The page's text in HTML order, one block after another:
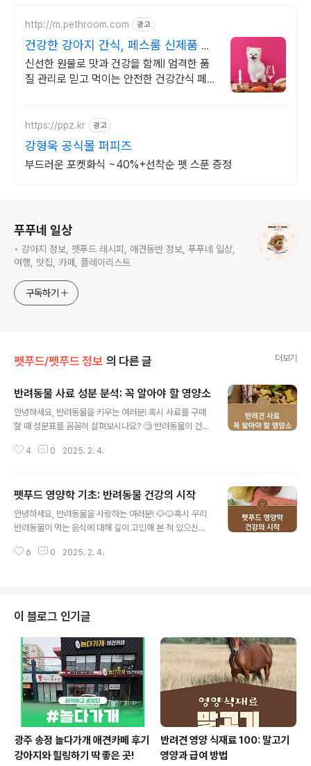
http://m.pethroom.com 광고
건강한 강아지 간식, 페스룸 신제품 출
시기념 할인
신선한 원물로 맛과 건강을 함께! 엄격한 품
질 관리로 믿고 먹이는 안전한 건강간식 페스
https://ppz.kr 광고
강형욱 공식몰 퍼피즈
부드러운 포켓화식 ~40%+선착순 펫 스푼 증정
푸푸네 일상
• 강아지 정보, 펫푸드 레시피, 애견동반 정보, 푸푸네 일상,
여행, 맛집, 카페, 플레이리스트
구독하기
펫푸드/펫푸드 정보 의 다른 글 더보기
반려동물 사료 성분 분석: 꼭 알아야 할 영양소
안녕하세요, 반려동물을 키우는 여러분! 혹시 사료를 구매
할 때 성분표를 꼼꼼히 살펴보시나요? 🧐 반려동물의 건강
다.오늘은 사료 속 필수 영양소와 그 역할에 대해 자세히 알
무엇인가? 🏆단백질: 근육과 건강의 핵심 💪지방: 건강한
에너지원 🔥탄수화물: 에너지 공급원 🍚비타민과 미네랄:
면역력 강화 🌟성분표 읽는 법 🧐 필수 영양소란 무엇인
양소가 필수적이에요! 우리가 먹는 음식처럼 반려동물도
4 0 2025. 2. 4.
펫푸드 영양학 기초: 반려동물 건강의 시작
안녕하세요, 반려동물을 사랑하는 여러분! 🐶🐱혹시 우리
반려동물이 먹는 음식에 대해 깊이 고민해 본 적 있으신가
냐"에 달려 있습니다.오늘은 펫푸드의 영양학적 기초를 알
🥩올바른 펫푸드 선택법 🛍수제식 vs 상업용 사료 비교
🔍펫푸드에 대한 흔한 오해들 ❌자주 묻는 질문 ❓ 펫푸드
영양학의 기초 🤔반려동물의 건강을 책임지는 첫걸음은 올
바른 영양 섭취입니다. 사람과 마찬가지로, 강아지와 고양
이도 균형 잡힌 영양소를 섭취해야 건강을 유지할 수 있습
니다. 🥦🍗하지만 반려동물의 ..
6 0 2025. 2. 4.
이 블로그 인기글
광주 송정 놀다가개 애견카페 후기
강아지와 힐링하기 딱 좋은 곳!
반려견 영양 식재료 100: 말고기
영양과 급여 방법